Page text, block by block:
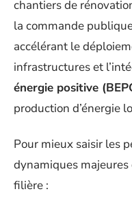
chantiers de
la commande
accélérant le
infrastructures et
énergie positive
production d’énergie
Pour mieux saisir les
dynamiques
filière :